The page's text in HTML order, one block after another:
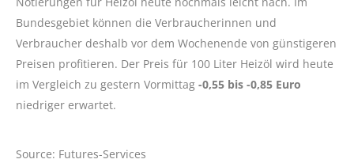
Bundesgebiet können die Verbraucherinnen und
Verbraucher deshalb vor dem Wochenende von günstigeren
Preisen profitieren. Der Preis für 100 Liter Heizöl wird heute
im Vergleich zu gestern Vormittag -0,55 bis -0,85 Euro
niedriger erwartet.
Source: Futures-Services